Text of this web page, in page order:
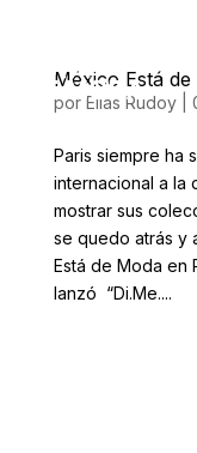
México Está
por Elias Rudoy|
Paris siempre ha
internacional a la
mostrar sus
se quedo atrás y
Está de Moda en
lanzó “Di.Me....